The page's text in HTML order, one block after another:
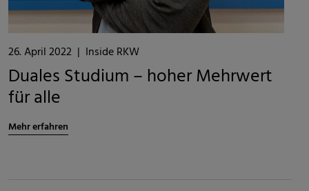
26. April 2022 | Inside RKW
Duales Studium – hoher Mehrwert
für alle
Mehr erfahren